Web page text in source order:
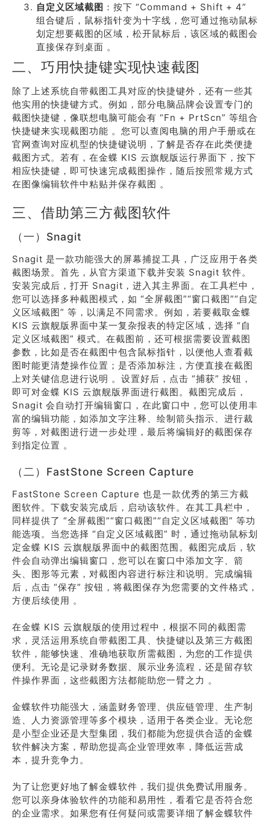
自定义区域截图 ：按下 “Command + Shift + 4”
组合键后，鼠标指针变为十字线，您可通过拖动鼠标
划定想要截图的区域，松开鼠标后，该区域的截图会
直接保存到桌面 。
二、巧用快捷键实现快速截图
除了上述系统自带截图工具对应的快捷键外，还有一些其
他实用的快捷键方式。例如，部分电脑品牌会设置专门的
截图快捷键，像联想电脑可能会有 “Fn + PrtScn” 等组合
快捷键来实现截图功能 。您可以查阅电脑的用户手册或在
官网查询对应机型的快捷键说明，了解是否存在此类便捷
截图方式。若有，在金蝶 KIS 云旗舰版运行界面下，按下
相应快捷键，即可快速完成截图操作，随后按照常规方式
在图像编辑软件中粘贴并保存截图 。
三、借助第三方截图软件
（一）Snagit
Snagit 是一款功能强大的屏幕捕捉工具，广泛应用于各类
截图场景。首先，从官方渠道下载并安装 Snagit 软件。
安装完成后，打开 Snagit，进入其主界面。在工具栏中，
您可以选择多种截图模式，如 “全屏截图”“窗口截图”“自定
义区域截图” 等，以满足不同需求。例如，若要截取金蝶
KIS 云旗舰版界面中某一复杂报表的特定区域，选择 “自
定义区域截图” 模式。在截图前，还可根据需要设置截图
参数，比如是否在截图中包含鼠标指针，以便他人查看截
图时能更清楚操作位置；是否添加标注，方便直接在截图
上对关键信息进行说明 。设置好后，点击 “捕获” 按钮，
即可对金蝶 KIS 云旗舰版界面进行截图。截图完成后，
Snagit 会自动打开编辑窗口，在此窗口中，您可以使用丰
富的编辑功能，如添加文字注释、绘制箭头指示、进行裁
剪等，对截图进行进一步处理，最后将编辑好的截图保存
到指定位置 。
（二）FastStone Screen Capture
FastStone Screen Capture 也是一款优秀的第三方截
图软件。下载安装完成后，启动该软件。在其工具栏中，
同样提供了 “全屏截图”“窗口截图”“自定义区域截图” 等功
能选项。当您选择 “自定义区域截图” 时，通过拖动鼠标划
定金蝶 KIS 云旗舰版界面中的截图范围。截图完成后，软
件会自动弹出编辑窗口，您可以在窗口中添加文字、箭
头、图形等元素，对截图内容进行标注和说明。完成编辑
后，点击 “保存” 按钮，将截图保存为您需要的文件格式，
方便后续使用 。
在金蝶 KIS 云旗舰版的使用过程中，根据不同的截图需
求，灵活运用系统自带截图工具、快捷键以及第三方截图
软件，能够快速、准确地获取所需截图，为您的工作提供
便利。无论是记录财务数据、展示业务流程，还是留存软
件操作界面，这些截图方法都能助您一臂之力 。
金蝶软件功能强大，涵盖财务管理、供应链管理、生产制
造、人力资源管理等多个模块，适用于各类企业。无论您
是小型企业还是大型集团，我们都能为您提供合适的金蝶
软件解决方案，帮助您提高企业管理效率，降低运营成
本，提升竞争力。
为了让您更好地了解金蝶软件，我们提供免费试用服务。
您可以亲身体验软件的功能和易用性，看看它是否符合您
的企业需求。如果您有任何疑问或需要详细了解金蝶软件